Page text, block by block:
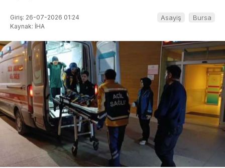
Giriş: 26-07-2026 01:24
Kaynak: İHA
Asayiş Bursa